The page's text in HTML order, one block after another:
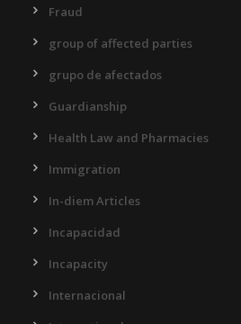
Fraud
group of affected parties
grupo de afectados
Guardianship
Health Law and Pharmacies
Immigration
In-diem Articles
Incapacidad
Incapacity
Internacional